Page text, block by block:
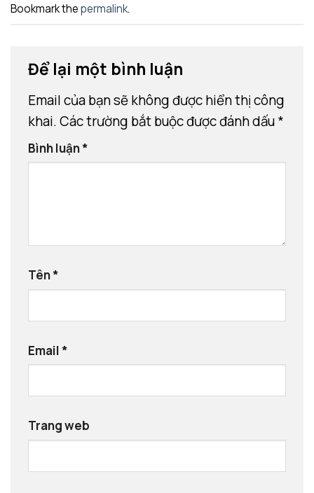
Bookmark thepermalink.
Để lại một bình luận
Email của bạn sẽ không được hiển thị công
khai.Các trường bắt buộc được đánh dấu*
Bình luận*
Tên*
Email*
Trang web